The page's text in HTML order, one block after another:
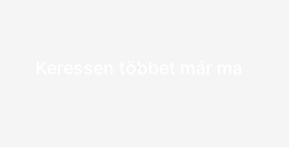
Keressen többet már ma